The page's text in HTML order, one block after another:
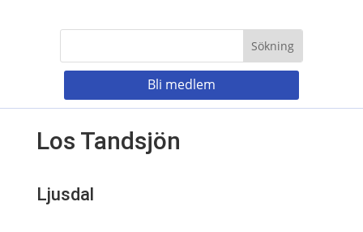
Bli medlem
Los Tandsjön
Ljusdal